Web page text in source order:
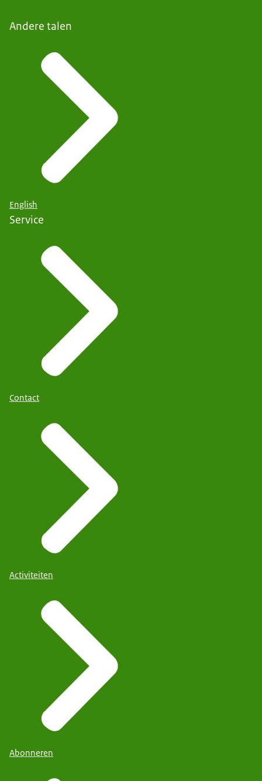
Andere talen
English
Service
Contact
Activiteiten
Abonneren